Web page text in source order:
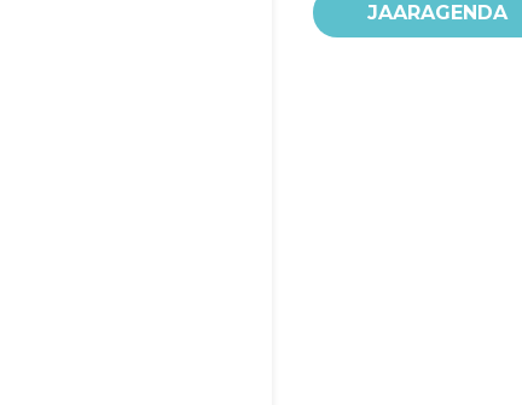
JAARAGENDA